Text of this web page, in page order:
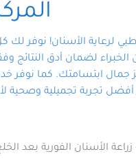
لرعاية الأسنان! نوفر
لضمان أدق النتائج
ابتسامتك. كما نوفر
تجربة تجميلية وصحية
الأسنان الفورية بعد